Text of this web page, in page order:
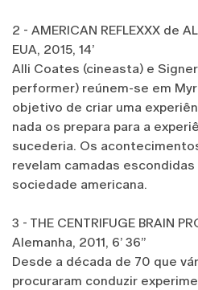
2 - AMERICAN REFLEXXX de
EUA, 2015, 14’
Alli Coates (cineasta) e
performer) reúnem-se em
objetivo de criar uma
nada os prepara para a
sucederia. Os
revelam camadas
sociedade americana.
3 - THE CENTRIFUGE BRAIN
Alemanha, 2011, 6’ 36’’
Desde a década de 70 que
procuraram conduzir